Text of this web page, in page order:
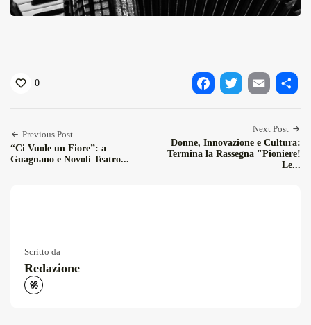
0
Previous Post
“Ci Vuole un Fiore”: a
Guagnano e Novoli Teatro...
Next Post
Donne, Innovazione e Cultura:
Termina la Rassegna "Pioniere!
Le...
Scritto da
Redazione